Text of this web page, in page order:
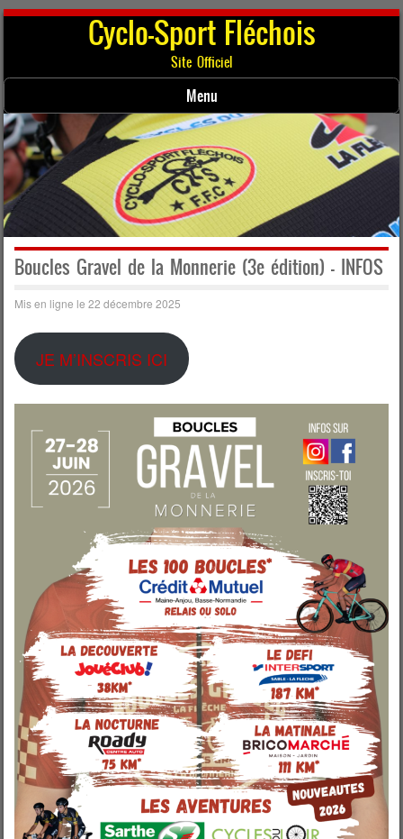
Cyclo-Sport Fléchois
Site Officiel
Menu
Skip to content
Boucles Gravel de la Monnerie (3e édition) – INFOS
Mis en ligne le 22 décembre 2025
JE M’INSCRIS ICI